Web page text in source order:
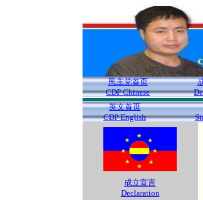
民主党首页
CDP Chinese
英文首页
CDP English
成立宣言
Declaration